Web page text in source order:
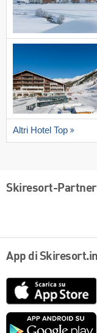
Altri Hotel Top
Skiresort-Partner
App di